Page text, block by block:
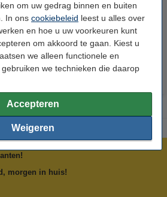
om uw gedrag binnen en buiten
In ons cookiebeleid leest u alles over
en hoe u uw voorkeuren kunt
om akkoord te gaan. Kiest u
we alleen functionele en
we technieken die daarop
Accepteren
Weigeren
knoopcellen multipack
€ 5,95 € 5,36
morgen in huis!